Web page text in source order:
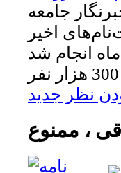
جامعه
اخیر
صورت اینترنتی تا 19 بهمن ماه انجام شد
نظر جدید
، ممنوع